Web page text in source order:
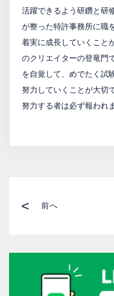
活躍できるよう研鑽と研
が整った特許事務所に職
着実に成長していくこと
のクリエイターの登竜門
を自覚して、めでたく試
努力していくことが大切
努力する者は必ず報われ
< 前へ